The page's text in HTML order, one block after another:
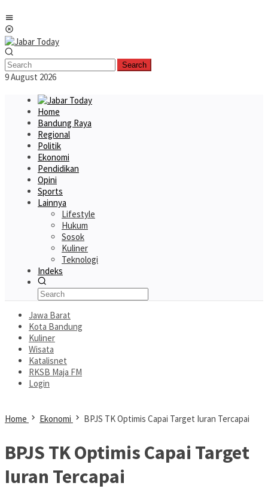
to
content
Search
9 August 2026
Home
Bandung Raya
Regional
Politik
Ekonomi
Pendidikan
Opini
Sports
Lainnya
Lifestyle
Hukum
Sosok
Kuliner
Teknologi
Indeks
Jawa Barat
Kota Bandung
Kuliner
Wisata
Katalisnet
RKSB Maja FM
Login
Home Ekonomi BPJS TK Optimis Capai Target Iuran Tercapai
BPJS TK Optimis Capai Target
Iuran Tercapai